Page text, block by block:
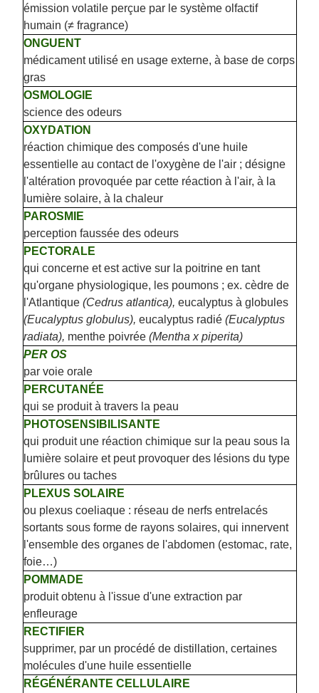
émission volatile perçue par le système olfactif
humain (≠ fragrance)
ONGUENT
médicament utilisé en usage externe, à base de corps
gras
OSMOLOGIE
science des odeurs
OXYDATION
réaction chimique des composés d'une huile
essentielle au contact de l'oxygène de l'air ; désigne
l'altération provoquée par cette réaction à l'air, à la
lumière solaire, à la chaleur
PAROSMIE
perception faussée des odeurs
PECTORALE
qui concerne et est active sur la poitrine en tant
qu'organe physiologique, les poumons ; ex. cèdre de
l'Atlantique (Cedrus atlantica), eucalyptus à globules
(Eucalyptus globulus), eucalyptus radié (Eucalyptus
radiata), menthe poivrée (Mentha x piperita)
PER OS
par voie orale
PERCUTANÉE
qui se produit à travers la peau
PHOTOSENSIBILISANTE
qui produit une réaction chimique sur la peau sous la
lumière solaire et peut provoquer des lésions du type
brûlures ou taches
PLEXUS SOLAIRE
ou plexus coeliaque : réseau de nerfs entrelacés
sortants sous forme de rayons solaires, qui innervent
l'ensemble des organes de l'abdomen (estomac, rate,
foie…)
POMMADE
produit obtenu à l'issue d'une extraction par
enfleurage
RECTIFIER
supprimer, par un procédé de distillation, certaines
molécules d'une huile essentielle
RÉGÉNÉRANTE CELLULAIRE